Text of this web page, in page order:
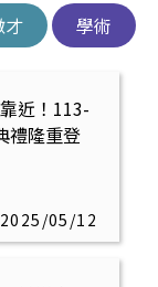
才 學術
近！113-
禮隆重登
2025/05/12